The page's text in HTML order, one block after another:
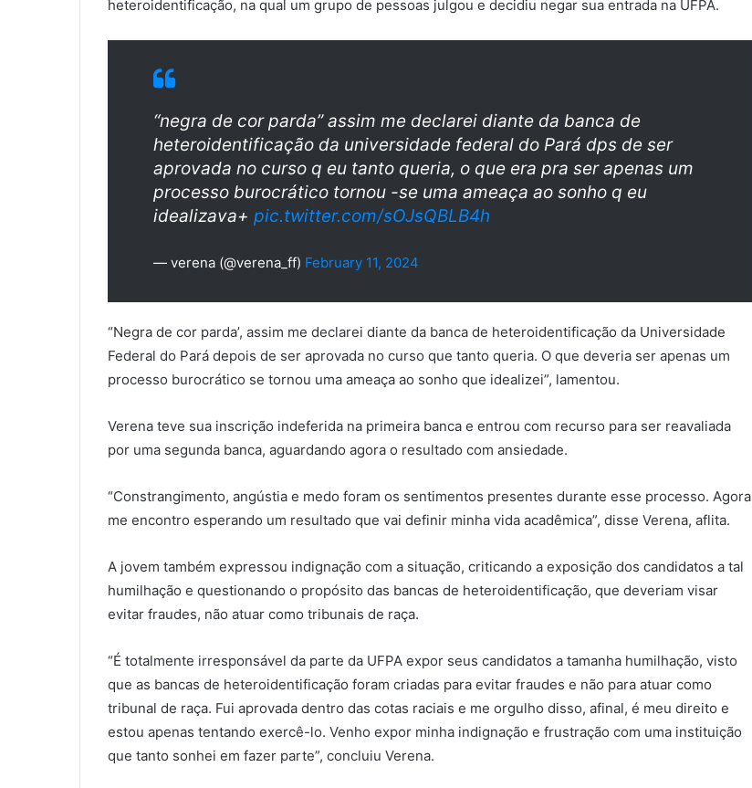
heteroidentificação, na qual um grupo de pessoas julgou e decidiu negar sua entrada na UFPA.
“negra de cor parda” assim me declarei diante da banca de
heteroidentificação da universidade federal do Pará dps de ser
aprovada no curso q eu tanto queria, o que era pra ser apenas um
processo burocrático tornou -se uma ameaça ao sonho q eu
idealizava+ pic.twitter.com/sOJsQBLB4h
— verena (@verena_ff) February 11, 2024
“Negra de cor parda’, assim me declarei diante da banca de heteroidentificação da Universidade
Federal do Pará depois de ser aprovada no curso que tanto queria. O que deveria ser apenas um
processo burocrático se tornou uma ameaça ao sonho que idealizei”, lamentou.
Verena teve sua inscrição indeferida na primeira banca e entrou com recurso para ser reavaliada
por uma segunda banca, aguardando agora o resultado com ansiedade.
“Constrangimento, angústia e medo foram os sentimentos presentes durante esse processo. Agora
me encontro esperando um resultado que vai definir minha vida acadêmica”, disse Verena, aflita.
A jovem também expressou indignação com a situação, criticando a exposição dos candidatos a tal
humilhação e questionando o propósito das bancas de heteroidentificação, que deveriam visar
evitar fraudes, não atuar como tribunais de raça.
“É totalmente irresponsável da parte da UFPA expor seus candidatos a tamanha humilhação, visto
que as bancas de heteroidentificação foram criadas para evitar fraudes e não para atuar como
tribunal de raça. Fui aprovada dentro das cotas raciais e me orgulho disso, afinal, é meu direito e
estou apenas tentando exercê-lo. Venho expor minha indignação e frustração com uma instituição
que tanto sonhei em fazer parte”, concluiu Verena.